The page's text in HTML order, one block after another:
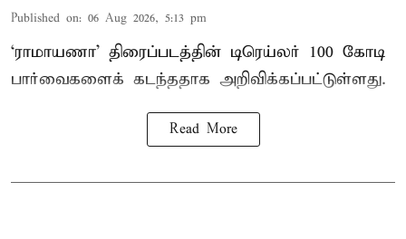
Published on: 06 Aug 2026, 5:13 pm
‘ராமாயணா’ திரைப்படத்தின் டிரெய்லர் 100 கோடி
பார்வைகளைக் கடந்ததாக அறிவிக்கப்பட்டுள்ளது.
Read More